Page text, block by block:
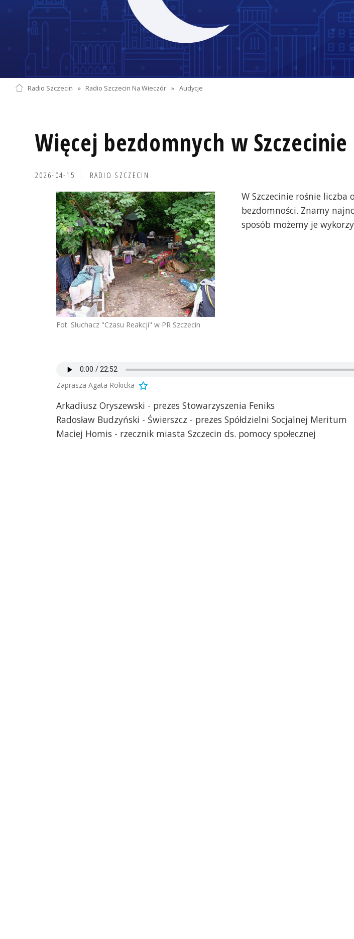
Radio Szczecin » Radio Szczecin Na Wieczór » Audycje
Więcej bezdomnych w Szczecinie
2026-04-15 RADIO SZCZECIN
Fot. Słuchacz "Czasu Reakcji" w PR Szczecin
W Szczecinie rośnie liczba
bezdomności. Znamy
sposób możemy je
Zaprasza Agata Rokicka
Arkadiusz Oryszewski - prezes Stowarzyszenia Feniks
Radosław Budzyński - Świerszcz - prezes Spółdzielni Socjalnej Meritum
Maciej Homis - rzecznik miasta Szczecin ds. pomocy społecznej